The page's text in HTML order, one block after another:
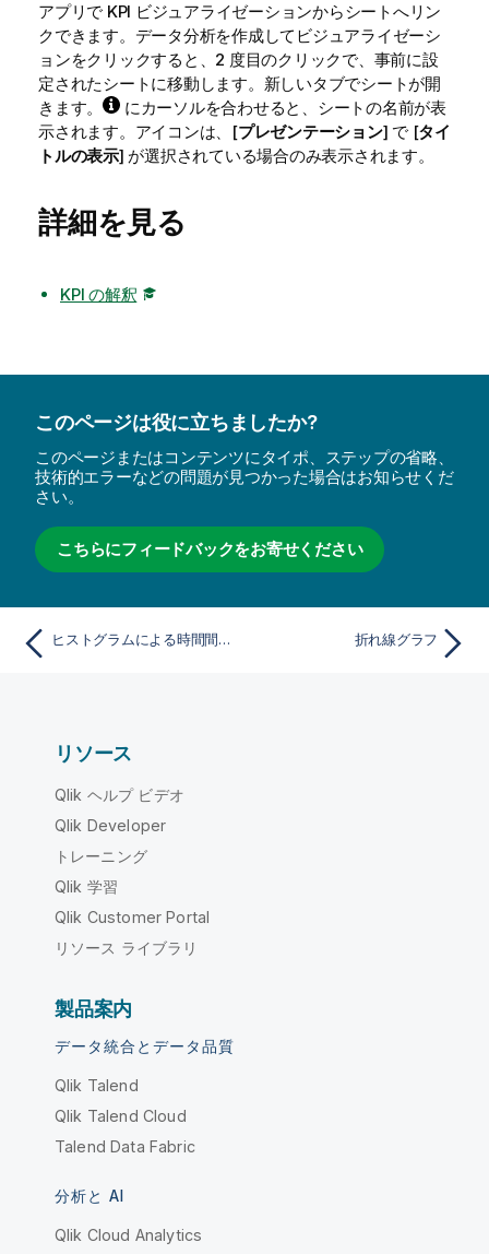
アプリで KPI ビジュアライゼーションからシートへリン
クできます。データ分析を作成してビジュアライゼーシ
ョンをクリックすると、2 度目のクリックで、事前に設
定されたシートに移動します。新しいタブでシートが開
きます。
にカーソルを合わせると、シートの名前が表
示されます。アイコンは、[プレゼンテーション] で [タイ
トルの表示] が選択されている場合のみ表示されます。
詳細を見る
KPI の解釈
このページは役に立ちましたか?
このページまたはコンテンツにタイポ、ステップの省略、
技術的エラーなどの問題が見つかった場合はお知らせくだ
さい。
こちらにフィードバックをお寄せください
ヒストグラムによる時間間隔をまたいだデータ分布の表示 折れ線グラフ
リソース
Qlik ヘルプ ビデオ
Qlik Developer
トレーニング
Qlik 学習
Qlik Customer Portal
リソース ライブラリ
製品案内
データ統合とデータ品質
Qlik Talend
Qlik Talend Cloud
Talend Data Fabric
分析と AI
Qlik Cloud Analytics